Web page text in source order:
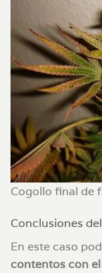
Cogollo final de
Conclusiones
En este caso
contentos con